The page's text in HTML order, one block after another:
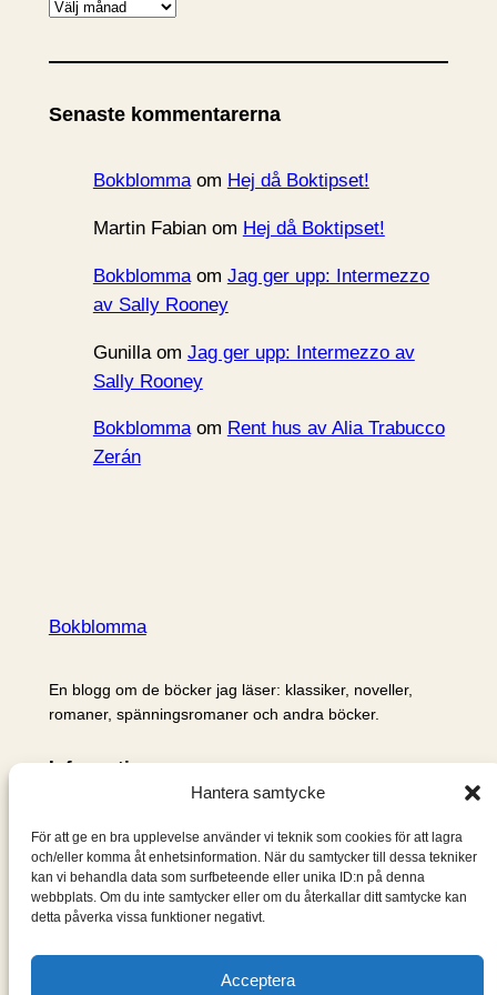
Hantera samtycke
För att ge en bra upplevelse använder vi teknik som cookies för att lagra
och/eller komma åt enhetsinformation. När du samtycker till dessa tekniker
kan vi behandla data som surfbeteende eller unika ID:n på denna
webbplats. Om du inte samtycker eller om du återkallar ditt samtycke kan
detta påverka vissa funktioner negativt.
Acceptera
A
k
v
Senaste kommentarerna
Bokblommaom Hej då Boktipset!
Martin Fabianom Hej då Boktipset!
Bokblommaom Jag ger upp: Intermezzo
av Sally Rooney
Gunillaom Jag ger upp: Intermezzo av
Sally Rooney
Bokblommaom Rent hus av Alia Trabucco
Zerán
Bokblomma
En blogg om de böcker jag läser: klassiker, noveller,
romaner, spänningsromaner och andra böcker.
Information
Om mig & om bloggen
S
ö
k